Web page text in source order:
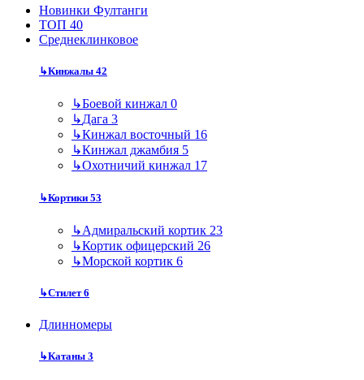
Новинки Фултанги
ТОП 40
Среднеклинковое
↳Кинжалы 42
↳Боевой кинжал 0
↳Дага 3
↳Кинжал восточный 16
↳Кинжал джамбия 5
↳Охотничий кинжал 17
↳Кортики 53
↳Адмиральский кортик 23
↳Кортик офицерский 26
↳Морской кортик 6
↳Стилет6
Длинномеры
↳Катаны 3